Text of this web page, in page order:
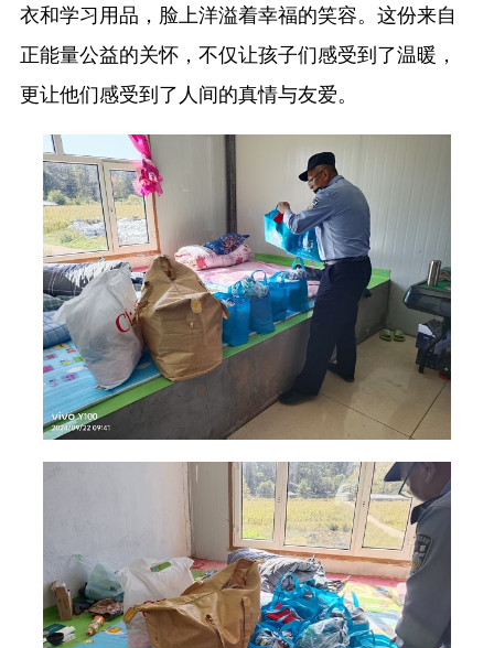
衣和学习用品，脸上洋溢着幸福的笑容。这份来自
正能量公益的关怀，不仅让孩子们感受到了温暖，
更让他们感受到了人间的真情与友爱。